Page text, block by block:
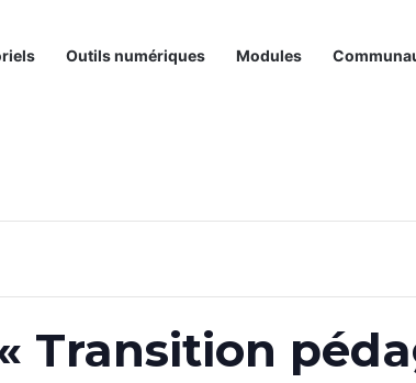
Outils numériques Modules
Transition